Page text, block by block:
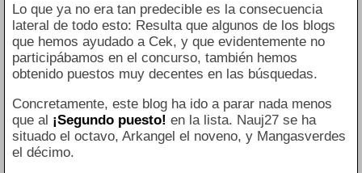
Lo que ya no era tan predecible es la consecuencia
lateral de todo esto: Resulta que algunos de los blogs
que hemos ayudado a Cek, y que evidentemente no
participábamos en el concurso, también hemos
obtenido puestos muy decentes en las búsquedas.
Concretamente, este blog ha ido a parar nada menos
que al ¡Segundo puesto! en la lista. Nauj27 se ha
situado el octavo, Arkangel el noveno, y Mangasverdes
el décimo.